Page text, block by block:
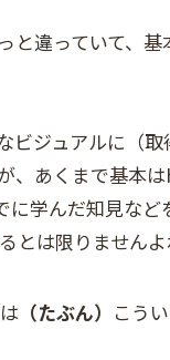
と違っていて、
ビジュアルに（
、あくまで基本
学んだ知見な
とは限りませんよ
（たぶん） こう